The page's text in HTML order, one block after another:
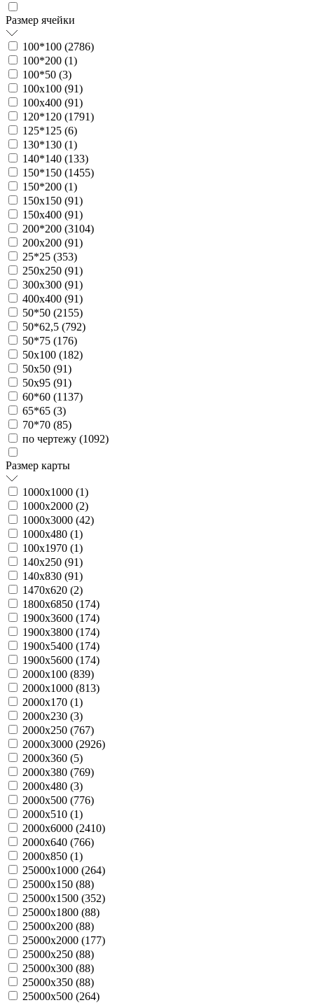
Размер ячейки
100*100 (2786)
100*200 (1)
100*50 (3)
100х100 (91)
100х400 (91)
120*120 (1791)
125*125 (6)
130*130 (1)
140*140 (133)
150*150 (1455)
150*200 (1)
150х150 (91)
150х400 (91)
200*200 (3104)
200х200 (91)
25*25 (353)
250х250 (91)
300х300 (91)
400х400 (91)
50*50 (2155)
50*62,5 (792)
50*75 (176)
50х100 (182)
50х50 (91)
50х95 (91)
60*60 (1137)
65*65 (3)
70*70 (85)
по чертежу (1092)
Размер карты
1000х1000 (1)
1000х2000 (2)
1000х3000 (42)
1000х480 (1)
100х1970 (1)
140х250 (91)
140х830 (91)
1470х620 (2)
1800х6850 (174)
1900х3600 (174)
1900х3800 (174)
1900х5400 (174)
1900х5600 (174)
2000х100 (839)
2000х1000 (813)
2000х170 (1)
2000х230 (3)
2000х250 (767)
2000х3000 (2926)
2000х360 (5)
2000х380 (769)
2000х480 (3)
2000х500 (776)
2000х510 (1)
2000х6000 (2410)
2000х640 (766)
2000х850 (1)
25000х1000 (264)
25000х150 (88)
25000х1500 (352)
25000х1800 (88)
25000х200 (88)
25000х2000 (177)
25000х250 (88)
25000х300 (88)
25000х350 (88)
25000х500 (264)